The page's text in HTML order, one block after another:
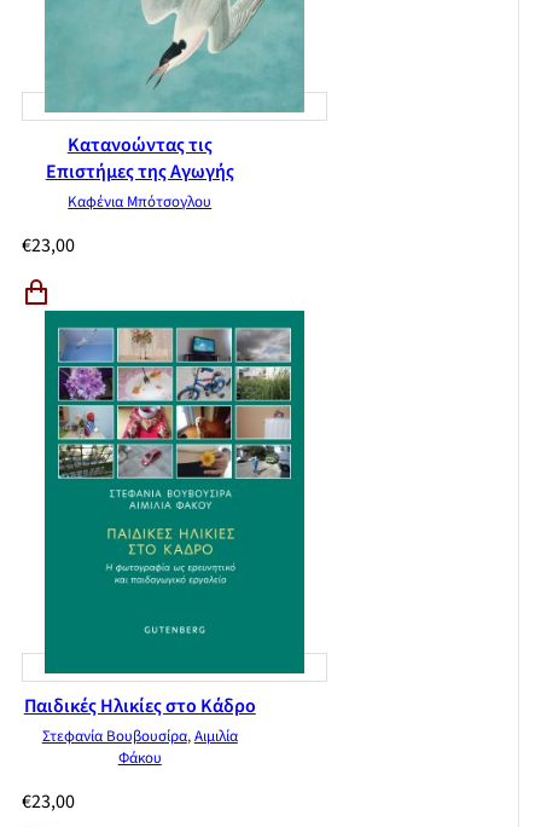
Κατανοώντας τις
Επιστήμες της Αγωγής
Καφένια Μπότσογλου
€23,00
Παιδικές Ηλικίες στο Κάδρο
Στεφανία Βουβουσίρα,Αιμιλία
Φάκου
€23,00